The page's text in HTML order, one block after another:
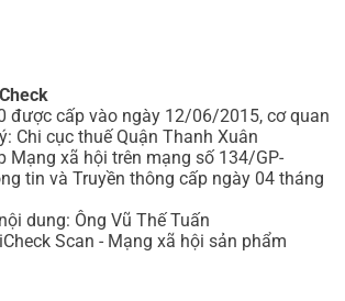
được cấp vào ngày 12/06/2015, cơ quan
Chi cục thuế Quận Thanh Xuân
Mạng xã hội trên mạng số 134/GP-
tin và Truyền thông cấp ngày 04 tháng
dung: Ông Vũ Thế Tuấn
Scan - Mạng xã hội sản phẩm